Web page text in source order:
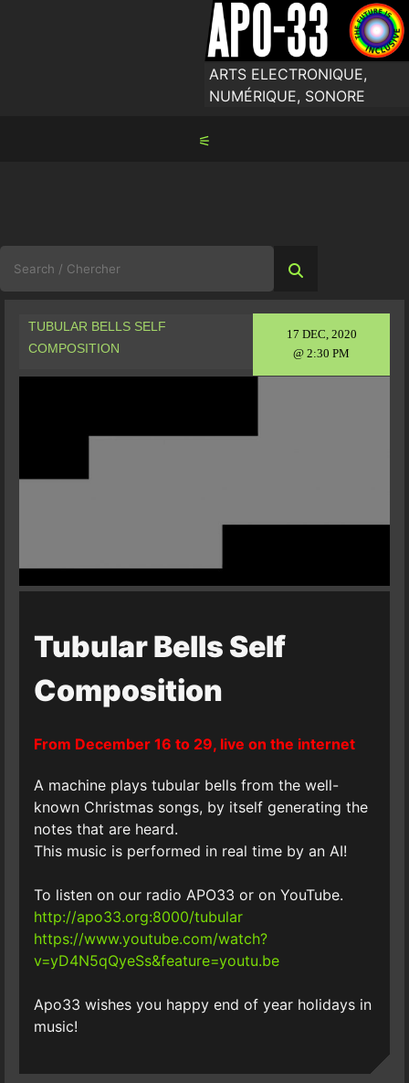
ARTS ELECTRONIQUE,
NUMÉRIQUE, SONORE
⚟
for:
17 DEC, 2020
@ 2:30 PM
TUBULAR BELLS SELF
COMPOSITION
Tubular Bells Self
Composition
From December 16 to 29, live on the internet
A machine plays tubular bells from the well-
known Christmas songs, by itself generating the
notes that are heard.
This music is performed in real time by an AI!
To listen on our radio APO33 or on YouTube.
http://apo33.org:8000/tubular
https://www.youtube.com/watch?
v=yD4N5qQyeSs&feature=youtu.be
Apo33 wishes you happy end of year holidays in
music!